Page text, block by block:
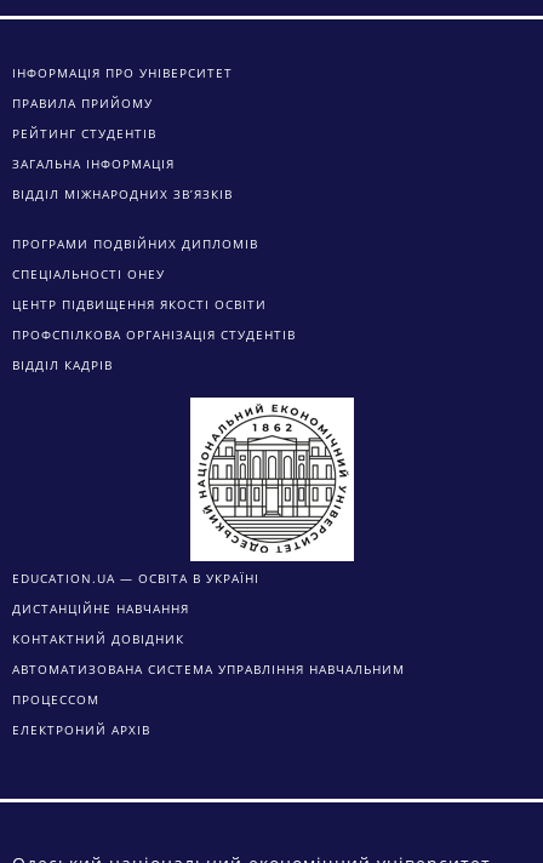
ІНФОРМАЦІЯ ПРО УНІВЕРСИТЕТ
ПРАВИЛА ПРИЙОМУ
РЕЙТИНГ СТУДЕНТІВ
ЗАГАЛЬНА ІНФОРМАЦІЯ
ВІДДІЛ МІЖНАРОДНИХ ЗВ’ЯЗКІВ
ПРОГРАМИ ПОДВІЙНИХ ДИПЛОМІВ
СПЕЦІАЛЬНОСТІ ОНЕУ
ЦЕНТР ПІДВИЩЕННЯ ЯКОСТІ ОСВІТИ
ПРОФСПІЛКОВА ОРГАНІЗАЦІЯ СТУДЕНТІВ
ВІДДІЛ КАДРІВ
EDUCATION.UA — ОСВІТА В УКРАЇНІ
ДИСТАНЦІЙНЕ НАВЧАННЯ
КОНТАКТНИЙ ДОВІДНИК
АВТОМАТИЗОВАНА СИСТЕМА УПРАВЛІННЯ НАВЧАЛЬНИМ
ПРОЦЕССОМ
ЕЛЕКТРОНИЙ АРХІВ